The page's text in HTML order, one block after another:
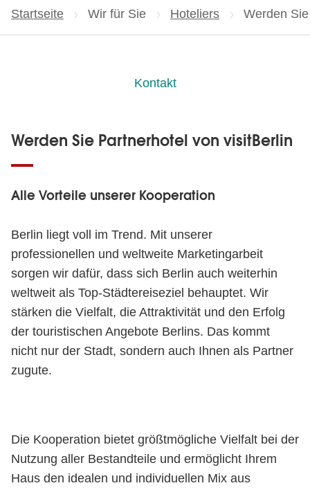
Startseite Wir für Sie Hoteliers Aktuelle
Werden
Kontakt
Werden Sie Partnerhotel von visitBerlin
Alle Vorteile unserer Kooperation
Berlin liegt voll im Trend. Mit unserer
professionellen und weltweite Marketingarbeit
sorgen wir dafür, dass sich Berlin auch weiterhin
weltweit als Top-Städtereiseziel behauptet. Wir
stärken die Vielfalt, die Attraktivität und den Erfolg
der touristischen Angebote Berlins. Das kommt
nicht nur der Stadt, sondern auch Ihnen als Partner
zugute.
Die Kooperation bietet größtmögliche Vielfalt bei der
Nutzung aller Bestandteile und ermöglicht Ihrem
Haus den idealen und individuellen Mix aus